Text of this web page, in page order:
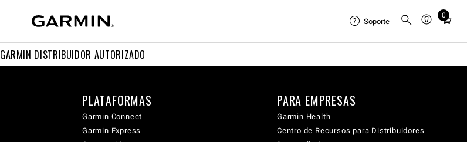
GARMIN DISTRIBUIDOR AUTORIZADO
Soporte
0
Total
cart:
PLATAFORMAS
Garmin Connect
Garmin Express
PARA EMPRESAS
Garmin Health
Centro de Recursos para Distribuidores